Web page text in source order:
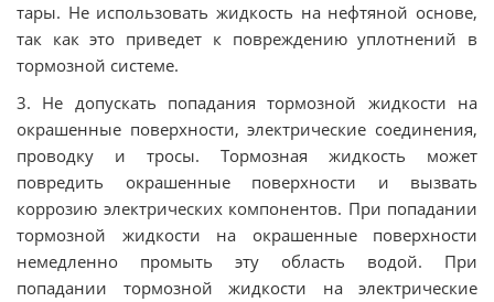
тары. Не использовать жидкость на нефтяной основе,
так как это приведет к повреждению уплотнений в
тормозной системе.
3. Не допускать попадания тормозной жидкости на
окрашенные поверхности, электрические соединения,
проводку и тросы. Тормозная жидкость может
повредить окрашенные поверхности и вызвать
коррозию электрических компонентов. При попадании
тормозной жидкости на окрашенные поверхности
немедленно промыть эту область водой. При
попадании тормозной жидкости на электрические